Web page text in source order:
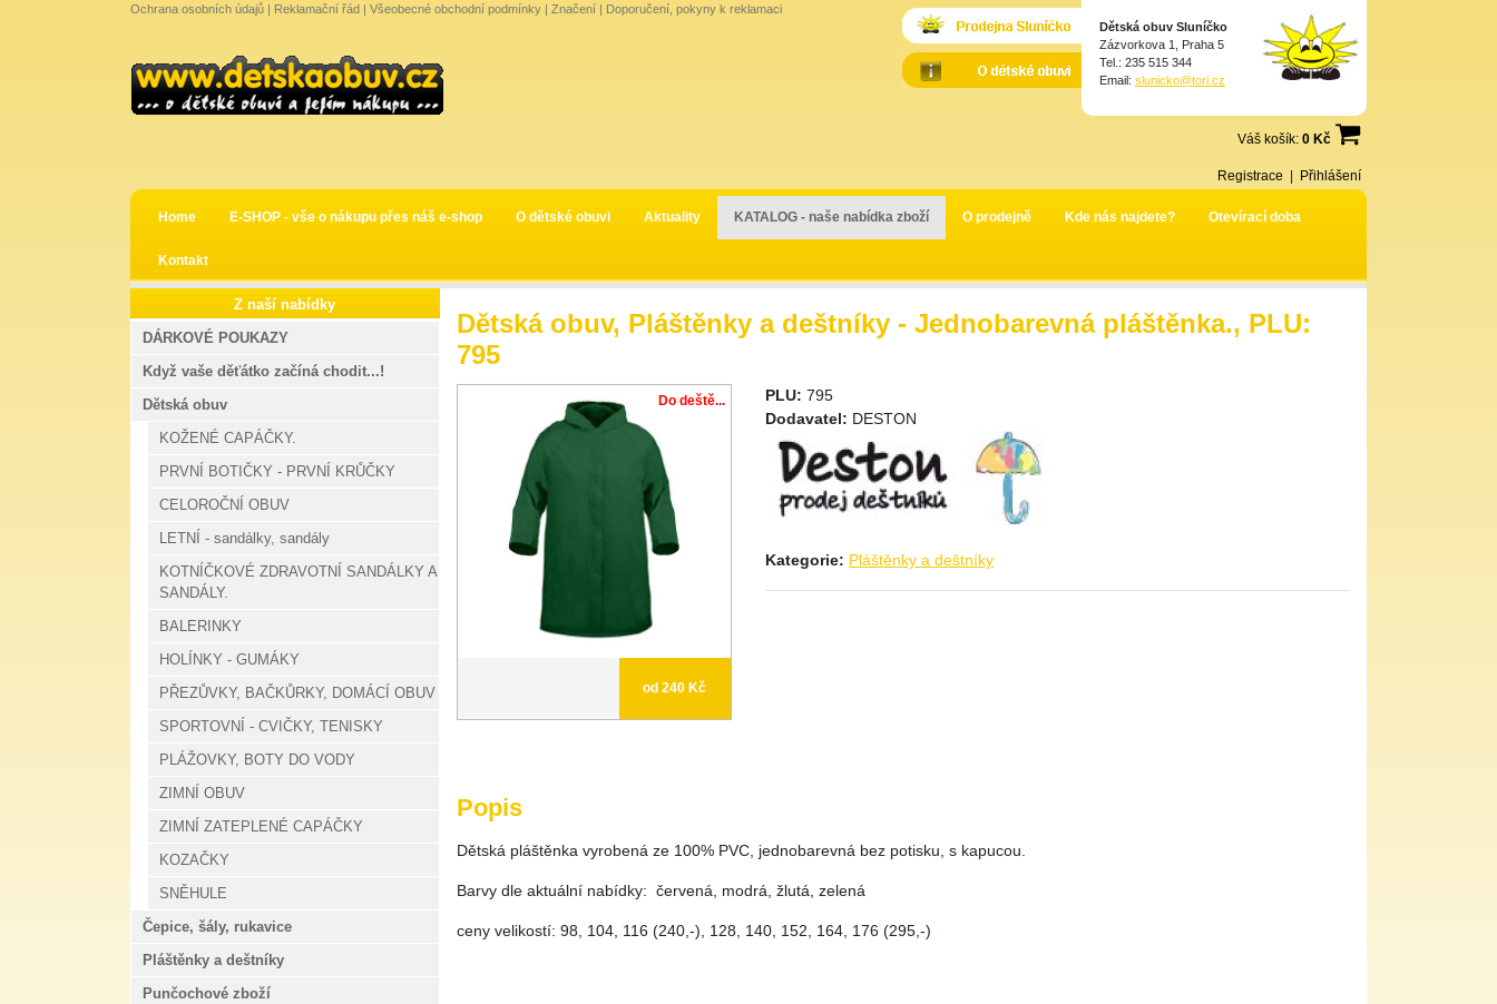
Ochrana osobních údajů | Reklamační řád | Všeobecné obchodní podmínky | Značení | Doporučení, pokyny k reklamaci
Dětská obuv Sluníčko
Zázvorkova 1, Praha 5
Tel.: 235 515 344
Email: slunicko@tori.cz
Váš košík: 0 Kč
Registrace Přihlášení
Home E-SHOP - vše o nákupu přes náš e-shop O dětské obuvi Aktuality KATALOG - naše nabídka zboží O prodejně Kde nás najdete? Otevírací doba
Kontakt
Dětská obuv, Pláštěnky a deštníky - Jednobarevná pláštěnka., PLU:
795
Do deště...
od 240 Kč
PLU: 795
Dodavatel: DESTON
Kategorie: Pláštěnky a deštníky
Popis
Dětská pláštěnka vyrobená ze 100% PVC, jednobarevná bez potisku, s kapucou.
Barvy dle aktuální nabídky: červená, modrá, žlutá, zelená
ceny velikostí: 98, 104, 116 (240,-), 128, 140, 152, 164, 176 (295,-)
Z naší nabídky
DÁRKOVÉ POUKAZY
Když vaše děťátko začíná chodit...!
Dětská obuv
KOŽENÉ CAPÁČKY.
PRVNÍ BOTIČKY - PRVNÍ KRŮČKY
CELOROČNÍ OBUV
LETNÍ - sandálky, sandály
KOTNÍČKOVÉ ZDRAVOTNÍ SANDÁLKY A
SANDÁLY.
BALERINKY
HOLÍNKY - GUMÁKY
PŘEZŮVKY, BAČKŮRKY, DOMÁCÍ OBUV
SPORTOVNÍ - CVIČKY, TENISKY
PLÁŽOVKY, BOTY DO VODY
ZIMNÍ OBUV
ZIMNÍ ZATEPLENÉ CAPÁČKY
KOZAČKY
SNĚHULE
Čepice, šály, rukavice
Pláštěnky a deštníky
Punčochové zboží